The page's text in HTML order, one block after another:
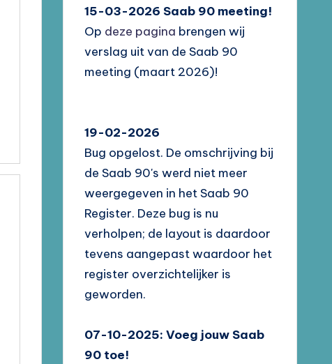
15-03-2026 Saab 90 meeting!
Op deze pagina brengen wij
verslag uit van de Saab 90
meeting (maart 2026)!
19-02-2026
Bug opgelost. De omschrijving bij
de Saab 90's werd niet meer
weergegeven in het Saab 90
Register. Deze bug is nu
verholpen; de layout is daardoor
tevens aangepast waardoor het
register overzichtelijker is
geworden.
07-10-2025: Voeg jouw Saab
90 toe!